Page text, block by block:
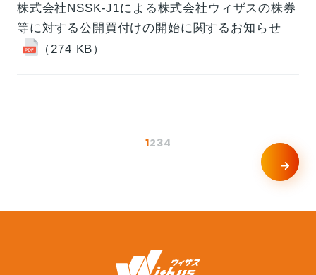
株式会社NSSK-J1による株式会社ウィザスの株券
等に対する公開買付けの開始に関するお知らせ
（274 KB）
1234